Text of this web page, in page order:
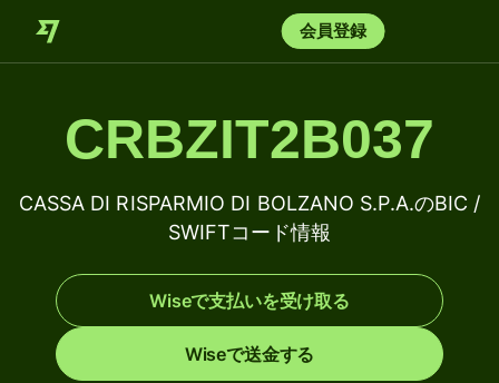
会員登録
CRBZIT2B037
CASSA DI RISPARMIO DI BOLZANO S.P.A.のBIC /
SWIFTコード情報
Wiseで支払いを受け取る
Wiseで送金する